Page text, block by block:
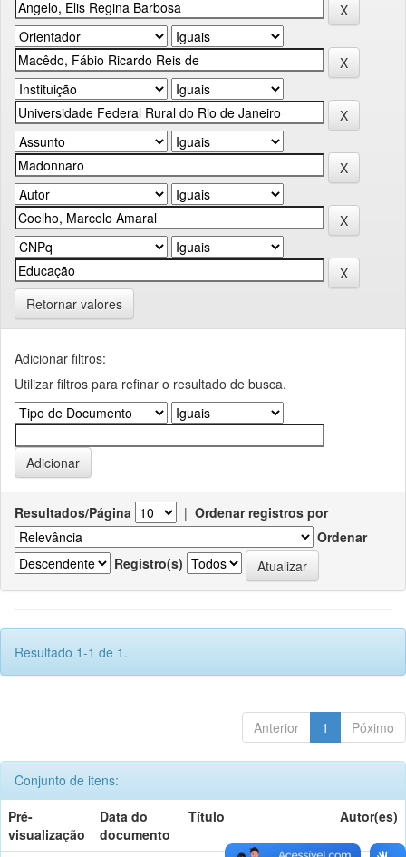
Retornar valores
Adicionar filtros:
Utilizar filtros para refinar o resultado de busca.
Resultados/Página | Ordenar registros por
Ordenar
Registro(s)
Resultado 1-1 de 1.
Anterior 1 Póximo
Conjunto de itens:
Pré-
visualização
Data do
documento
Título Autor(es)